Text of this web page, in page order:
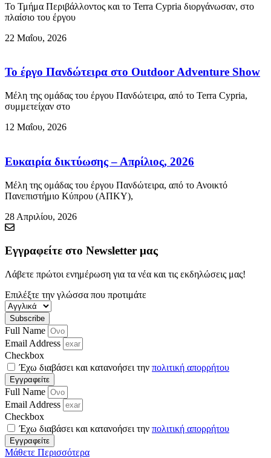
Το Τμήμα Περιβάλλοντος και το Terra Cypria διοργάνωσαν, στο
πλαίσιο του έργου
22 Μαΐου, 2026
Το έργο Πανδώτειρα στο Outdoor Adventure Show
Μέλη της ομάδας του έργου Πανδώτειρα, από το Terra Cypria,
συμμετείχαν στο
12 Μαΐου, 2026
Ευκαιρία δικτύωσης – Απρίλιος, 2026
Μέλη της ομάδας του έργου Πανδώτειρα, από το Ανοικτό
Πανεπιστήμιο Κύπρου (ΑΠΚΥ),
28 Απριλίου, 2026
Εγγραφείτε στο Newsletter μας
Λάβετε πρώτοι ενημέρωση για τα νέα και τις εκδηλώσεις μας!
Επιλέξτε την γλώσσα που προτιμάτε
Subscribe
Full Name
Email Address
Checkbox
Έχω διαβάσει και κατανοήσει την πολιτική απορρήτου
Εγγραφείτε
Full Name
Email Address
Checkbox
Έχω διαβάσει και κατανοήσει την πολιτική απορρήτου
Εγγραφείτε
Μάθετε Περισσότερα